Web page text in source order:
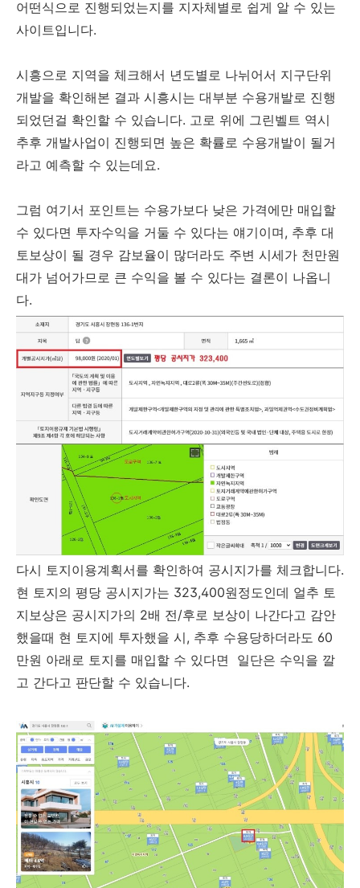
어떤식으로 진행되었는지를 지자체별로 쉽게 알 수 있는
사이트입니다.
시흥으로 지역을 체크해서 년도별로 나뉘어서 지구단위
개발을 확인해본 결과 시흥시는 대부분 수용개발로 진행
되었던걸 확인할 수 있습니다. 고로 위에 그린벨트 역시
추후 개발사업이 진행되면 높은 확률로 수용개발이 될거
라고 예측할 수 있는데요.
그럼 여기서 포인트는 수용가보다 낮은 가격에만 매입할
수 있다면 투자수익을 거둘 수 있다는 얘기이며, 추후 대
토보상이 될 경우 감보율이 많더라도 주변 시세가 천만원
대가 넘어가므로 큰 수익을 볼 수 있다는 결론이 나옵니
다.
다시 토지이용계획서를 확인하여 공시지가를 체크합니다.
현 토지의 평당 공시지가는 323,400원정도인데 얼추 토
지보상은 공시지가의 2배 전/후로 보상이 나간다고 감안
했을때 현 토지에 투자했을 시, 추후 수용당하더라도 60
만원 아래로 토지를 매입할 수 있다면 일단은 수익을 깔
고 간다고 판단할 수 있습니다.